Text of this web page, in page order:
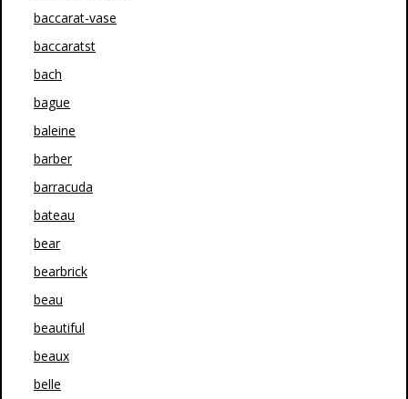
baccarat-vase
baccaratst
bach
bague
baleine
barber
barracuda
bateau
bear
bearbrick
beau
beautiful
beaux
belle